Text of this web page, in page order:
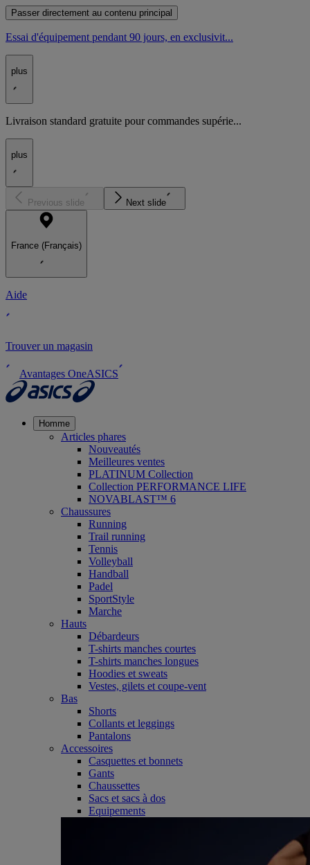
Passer directement au contenu principal
Essai d'équipement pendant 90 jours, en exclusivit...
plus
Livraison standard gratuite pour commandes supérie...
plus
Previous slide Next slide
France (Français)
Aide
Trouver un magasin
Avantages OneASICS
Homme
Articles phares
Nouveautés
Meilleures ventes
PLATINUM Collection
Collection PERFORMANCE LIFE
NOVABLAST™ 6
Chaussures
Running
Trail running
Tennis
Volleyball
Handball
Padel
SportStyle
Marche
Hauts
Débardeurs
T-shirts manches courtes
T-shirts manches longues
Hoodies et sweats
Vestes, gilets et coupe-vent
Bas
Shorts
Collants et leggings
Pantalons
Accessoires
Casquettes et bonnets
Gants
Chaussettes
Sacs et sacs à dos
Equipements